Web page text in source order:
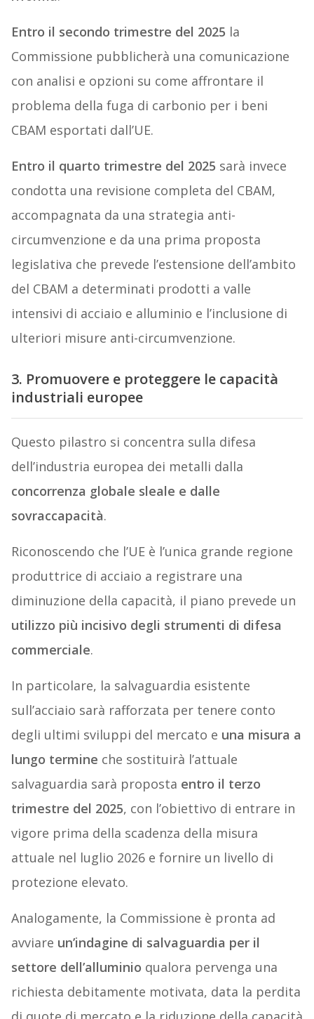
Entro il secondo trimestre del 2025 la
Commissione pubblicherà una comunicazione
con analisi e opzioni su come affrontare il
problema della fuga di carbonio per i beni
CBAM esportati dall’UE.
Entro il quarto trimestre del 2025 sarà invece
condotta una revisione completa del CBAM,
accompagnata da una strategia anti-
circumvenzione e da una prima proposta
legislativa che prevede l’estensione dell’ambito
del CBAM a determinati prodotti a valle
intensivi di acciaio e alluminio e l’inclusione di
ulteriori misure anti-circumvenzione.
3. Promuovere e proteggere le capacità
industriali europee
Questo pilastro si concentra sulla difesa
dell’industria europea dei metalli dalla
concorrenza globale sleale e dalle
sovraccapacità.
Riconoscendo che l’UE è l’unica grande regione
produttrice di acciaio a registrare una
diminuzione della capacità, il piano prevede un
utilizzo più incisivo degli strumenti di difesa
commerciale.
In particolare, la salvaguardia esistente
sull’acciaio sarà rafforzata per tenere conto
degli ultimi sviluppi del mercato e una misura a
lungo termine che sostituirà l’attuale
salvaguardia sarà proposta entro il terzo
trimestre del 2025, con l’obiettivo di entrare in
vigore prima della scadenza della misura
attuale nel luglio 2026 e fornire un livello di
protezione elevato.
Analogamente, la Commissione è pronta ad
avviare un’indagine di salvaguardia per il
settore dell’alluminio qualora pervenga una
richiesta debitamente motivata, data la perdita